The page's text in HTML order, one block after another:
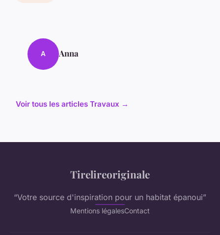
A Anna
Voir tous les articles Travaux →
Tirelireoriginale
“Votre source d'inspiration pour un habitat épanoui”
Mentions légalesContact